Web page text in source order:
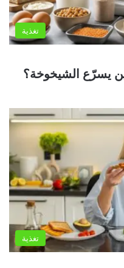
تغذية
يسرّع الشيخوخة؟
تغذية